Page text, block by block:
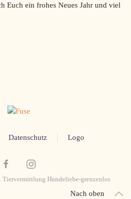
Euch ein frohes Neues Jahr und viel
Nach oben
Datenschutz Logo
Hundeliebe-grenzenlos